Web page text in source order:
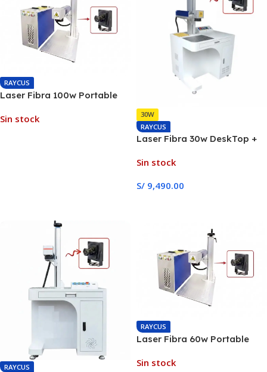
RAYCUS
Laser Fibra 100w Portable
Sin stock
30W
RAYCUS
Laser Fibra 30w DeskTop +
Sin stock
S/ 9,490.00
RAYCUS
RAYCUS
Laser Fibra 60w Portable
Sin stock